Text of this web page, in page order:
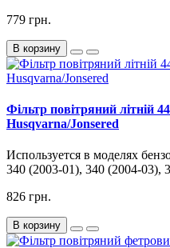
779 грн.
В корзину
Фільтр повітряний літній
Husqvarna/Jonsered
Используется в моделях
340 (2003-01), 340 (2004-03),
826 грн.
В корзину